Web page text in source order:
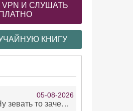
И СЛУШАТЬ
КНИГУ
05-08-2026
Ужасно читает. Ну зевать то зачем. Уже не говорю, что ударения ставит, как хочет.